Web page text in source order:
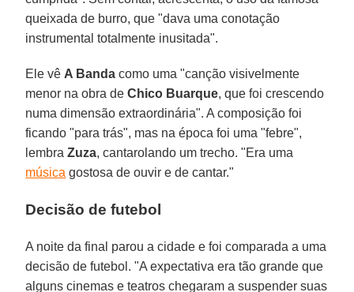
queixada de burro, que "dava uma conotação
instrumental totalmente inusitada".
Ele vê A Banda como uma "canção visivelmente
menor na obra de Chico Buarque, que foi crescendo
numa dimensão extraordinária". A composição foi
ficando "para trás", mas na época foi uma "febre",
lembraZuza, cantarolando um trecho. "Era uma
música gostosa de ouvir e de cantar."
Decisão de futebol
A noite da final parou a cidade e foi comparada a uma
decisão de futebol. "A expectativa era tão grande que
alguns cinemas e teatros chegaram a suspender suas